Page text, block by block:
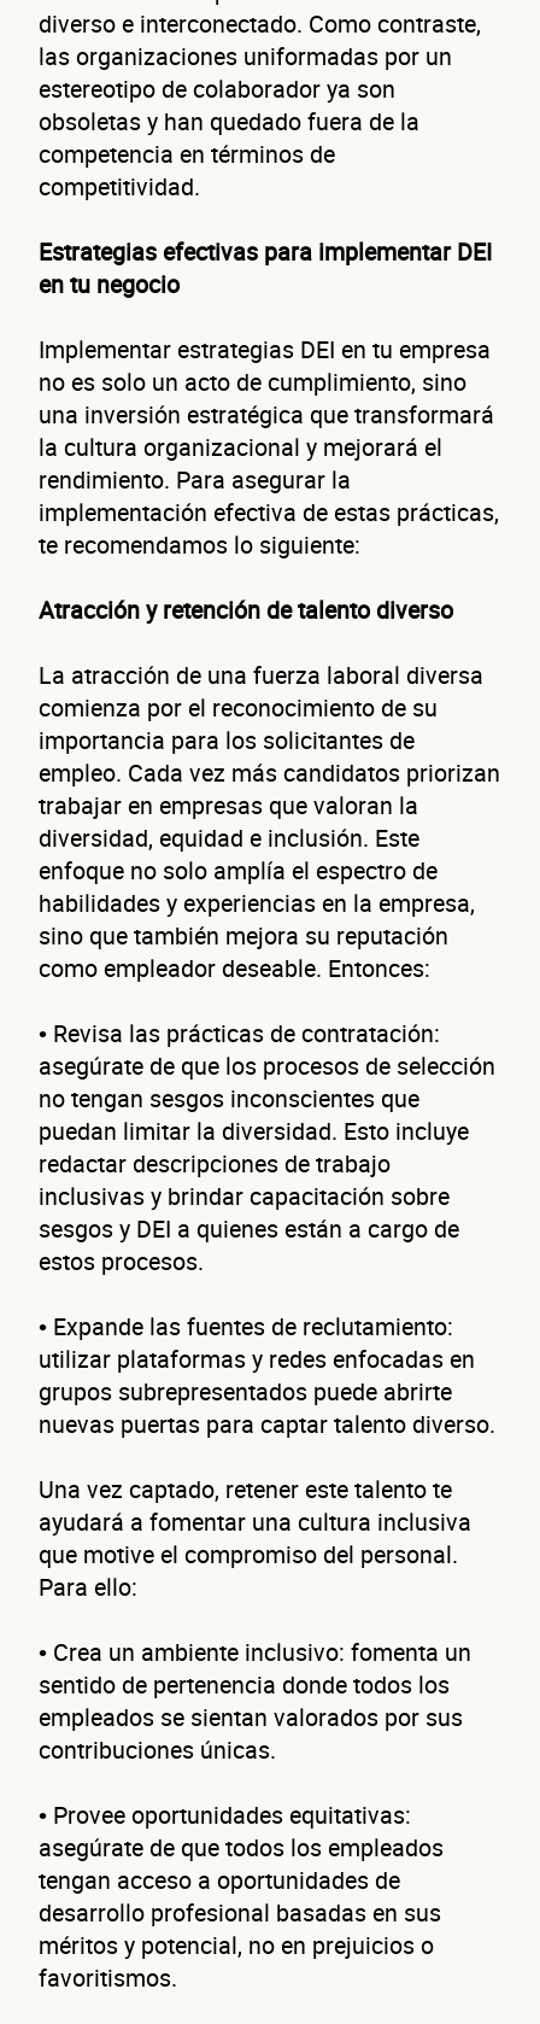
diverso e interconectado. Como contraste,
las organizaciones uniformadas por un
estereotipo de colaborador ya son
obsoletas y han quedado fuera de la
competencia en términos de
competitividad.
Estrategias efectivas para implementar DEI
en tu negocio
Implementar estrategias DEI en tu empresa
no es solo un acto de cumplimiento, sino
una inversión estratégica que transformará
la cultura organizacional y mejorará el
rendimiento. Para asegurar la
implementación efectiva de estas prácticas,
te recomendamos lo siguiente:
Atracción y retención de talento diverso
La atracción de una fuerza laboral diversa
comienza por el reconocimiento de su
importancia para los solicitantes de
empleo. Cada vez más candidatos priorizan
trabajar en empresas que valoran la
diversidad, equidad e inclusión. Este
enfoque no solo amplía el espectro de
habilidades y experiencias en la empresa,
sino que también mejora su reputación
como empleador deseable. Entonces:
• Revisa las prácticas de contratación:
asegúrate de que los procesos de selección
no tengan sesgos inconscientes que
puedan limitar la diversidad. Esto incluye
redactar descripciones de trabajo
inclusivas y brindar capacitación sobre
sesgos y DEI a quienes están a cargo de
estos procesos.
• Expande las fuentes de reclutamiento:
utilizar plataformas y redes enfocadas en
grupos subrepresentados puede abrirte
nuevas puertas para captar talento diverso.
Una vez captado, retener este talento te
ayudará a fomentar una cultura inclusiva
que motive el compromiso del personal.
Para ello:
• Crea un ambiente inclusivo: fomenta un
sentido de pertenencia donde todos los
empleados se sientan valorados por sus
contribuciones únicas.
• Provee oportunidades equitativas:
asegúrate de que todos los empleados
tengan acceso a oportunidades de
desarrollo profesional basadas en sus
méritos y potencial, no en prejuicios o
favoritismos.